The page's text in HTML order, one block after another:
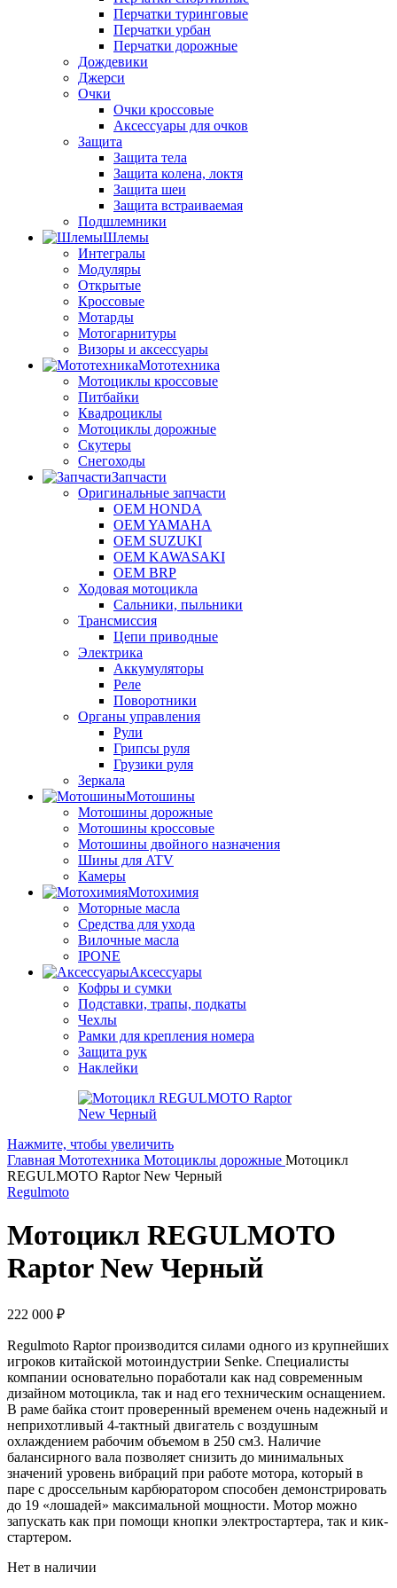
Перчатки туринговые
Перчатки урбан
Перчатки дорожные
Дождевики
Джерси
Очки
Очки кроссовые
Аксессуары для очков
Защита
Защита тела
Защита колена, локтя
Защита шеи
Защита встраиваемая
Подшлемники
Шлемы
Интегралы
Модуляры
Открытые
Кроссовые
Мотарды
Мотогарнитуры
Визоры и аксессуары
Мототехника
Мотоциклы кроссовые
Питбайки
Квадроциклы
Мотоциклы дорожные
Скутеры
Снегоходы
Запчасти
Оригинальные запчасти
OEM HONDA
OEM YAMAHA
OEM SUZUKI
OEM KAWASAKI
OEM BRP
Ходовая мотоцикла
Сальники, пыльники
Трансмиссия
Цепи приводные
Электрика
Аккумуляторы
Реле
Поворотники
Органы управления
Рули
Грипсы руля
Грузики руля
Зеркала
Мотошины
Мотошины дорожные
Мотошины кроссовые
Мотошины двойного назначения
Шины для ATV
Камеры
Мотохимия
Моторные масла
Средства для ухода
Вилочные масла
IPONE
Аксессуары
Кофры и сумки
Подставки, трапы, подкаты
Чехлы
Рамки для крепления номера
Защита рук
Наклейки
Нажмите, чтобы увеличить
Главная Мототехника Мотоциклы дорожные Мотоцикл
REGULMOTO Raptor New Черный
Regulmoto
Мотоцикл REGULMOTO
Raptor New Черный
222 000 ₽
Regulmoto Raptor производится силами одного из крупнейших
игроков китайской мотоиндустрии Senke. Специалисты
компании основательно поработали как над современным
дизайном мотоцикла, так и над его техническим оснащением.
В раме байка стоит проверенный временем очень надежный и
неприхотливый 4-тактный двигатель с воздушным
охлаждением рабочим объемом в 250 см3. Наличие
балансирного вала позволяет снизить до минимальных
значений уровень вибраций при работе мотора, который в
паре с дроссельным карбюратором способен демонстрировать
до 19 «лошадей» максимальной мощности. Мотор можно
запускать как при помощи кнопки электростартера, так и кик-
стартером.
Нет в наличии